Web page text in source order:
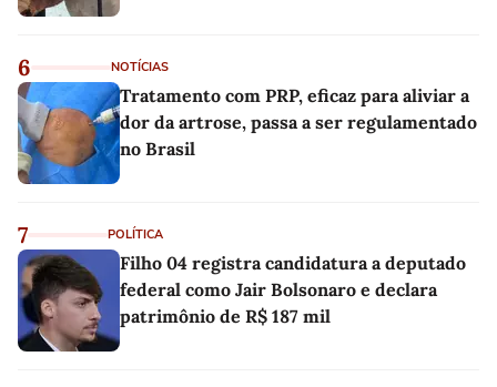
6 NOTÍCIAS
Tratamento com PRP, eficaz para aliviar a
dor da artrose, passa a ser regulamentado
no Brasil
7 POLÍTICA
Filho 04 registra candidatura a deputado
federal como Jair Bolsonaro e declara
patrimônio de R$ 187 mil